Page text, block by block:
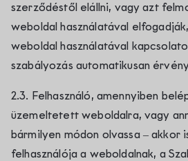
szerződéstől elállni, vagy azt
weboldal használatával
weboldal használatával
szabályozás automatikusan
2.3. Felhasználó, amennyiben
üzemeltetett weboldalra, vagy
bármilyen módon olvassa – akkor
felhasználója a weboldalnak, a